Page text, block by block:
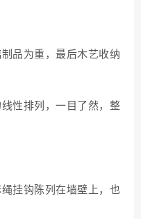
品为重，最后木艺收纳
性排列，一目了然，整
挂钩陈列在墙壁上，也